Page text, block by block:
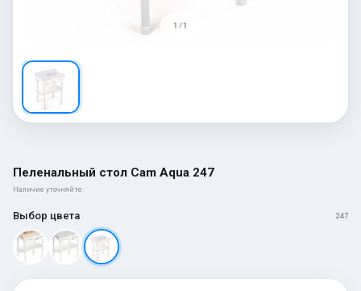
1 / 1
Пеленальный стол Cam Aqua 247
Наличие уточняйте
Выбор цвета 247